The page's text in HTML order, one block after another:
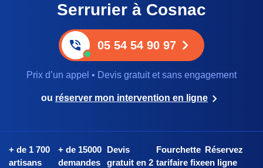
Serrurier à Cosnac
05 54 54 90 97
Prix d’un appel • Devis gratuit et sans engagement
ou réserver mon intervention en ligne
+ de 1 700
artisans
+ de 15000
demandes
Devis
gratuit en 2
Fourchette
tarifaire fixe
Réservez
en ligne